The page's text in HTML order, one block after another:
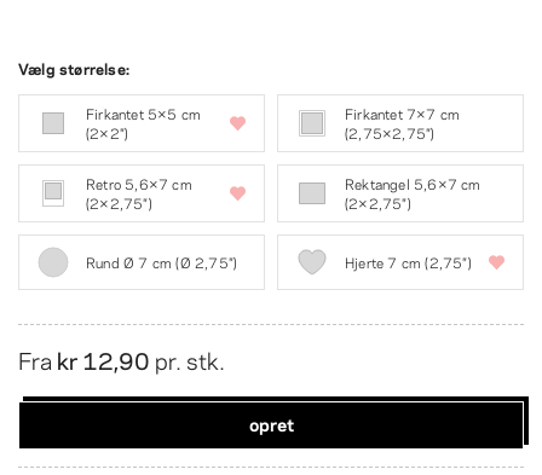
Vælg størrelse:
Firkantet 5×5 cm
(2×2″)
Firkantet 7×7 cm
(2,75×2,75″)
Retro 5,6×7 cm
(2×2,75″)
Rektangel 5,6×7 cm
(2×2,75″)
Rund Ø 7 cm (Ø 2,75″) Hjerte 7 cm (2,75″)
Fra kr 12,90 pr. stk.
opret